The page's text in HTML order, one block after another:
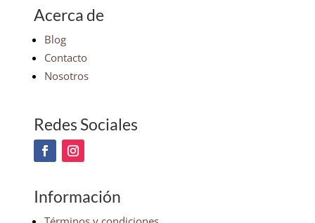
Acerca de
Blog
Contacto
Nosotros
Redes Sociales
Información